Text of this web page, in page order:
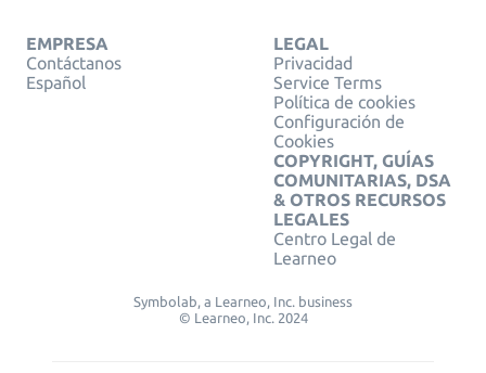
EMPRESA
Contáctanos
Español
LEGAL
Privacidad
Service Terms
Política de cookies
Configuración de
Cookies
COPYRIGHT, GUÍAS
COMUNITARIAS, DSA
& OTROS RECURSOS
LEGALES
Centro Legal de
Learneo
Symbolab, a Learneo, Inc. business
© Learneo, Inc. 2024